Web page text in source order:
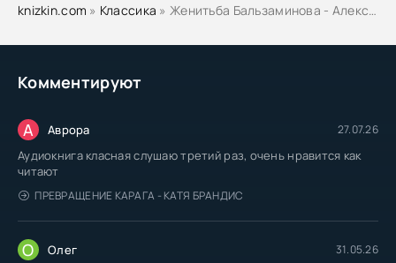
Комментируют
А Аврора 27.07.26
Аудиокнига класная слушаю третий раз, очень нравится как
читают
ПРЕВРАЩЕНИЕ КАРАГА - КАТЯ БРАНДИС
О Олег 31.05.26
knizkin.com » Классика » Женитьба Бальзаминова - Александр Островский